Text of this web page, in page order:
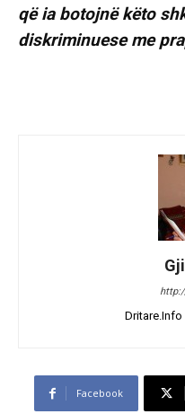
që ia botojnë këto
diskriminuese me
Dritare.Info
Facebook